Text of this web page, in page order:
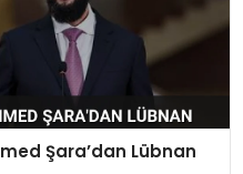
Şara’dan Lübnan